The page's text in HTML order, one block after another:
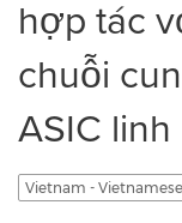
hợp tác
chuỗi
ASIC
Vietnam - Vietnamese